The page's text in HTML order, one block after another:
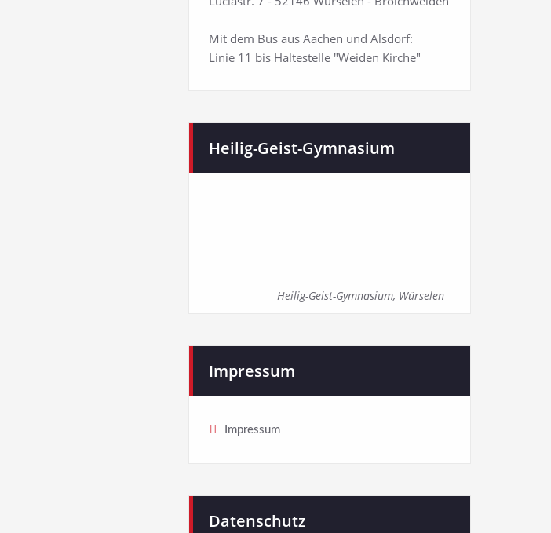
Mit dem Bus aus Aachen und Alsdorf:
Linie 11 bis Haltestelle "Weiden Kirche"
Heilig-Geist-Gymnasium
Heilig-Geist-Gymnasium, Würselen
Impressum
Impressum
Datenschutz